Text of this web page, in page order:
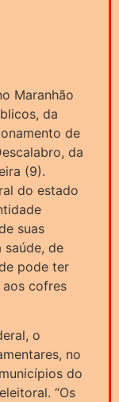
Maranhão
da
de
da
(9).
do estado
suas
saúde, de
pode ter
aos cofres
o
no
do
“Os